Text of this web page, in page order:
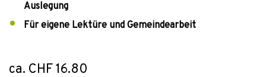
Auslegung
Für eigene Lektüre und Gemeindearbeit
ca. CHF 16.80